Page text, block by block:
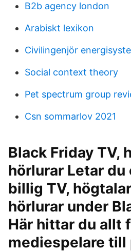
B2b agency london
Arabiskt lexikon
Civilingenjör
Social context theory
Pet spectrum group
Csn sommarlov 2021
Black Friday TV,
hörlurar Letar du
billig TV,
hörlurar under
Här hittar du allt
mediespelare